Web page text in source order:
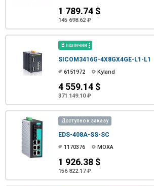
1 789.74 $
145 698.62 ₽
В наличии
SICOM3416G-4X8GX4GE-L1-L1
6151972 Kyland
4 559.14 $
371 149.10 ₽
Доступно к заказу
EDS-408A-SS-SC
1170376 MOXA
1 926.38 $
156 822.17 ₽